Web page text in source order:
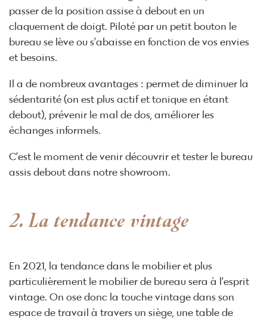
passer de la position assise à debout en un
claquement de doigt. Piloté par un petit bouton le
bureau se lève ou s’abaisse en fonction de vos envies
et besoins.
Il a de nombreux avantages : permet de diminuer la
sédentarité (on est plus actif et tonique en étant
debout), prévenir le mal de dos, améliorer les
échanges informels.
C’est le moment de venir découvrir et tester le bureau
assis debout dans notre showroom.
2. La tendance vintage
En 2021, la tendance dans le mobilier et plus
particulièrement le mobilier de bureau sera à l’esprit
vintage. On ose donc la touche vintage dans son
espace de travail à travers un siège, une table de